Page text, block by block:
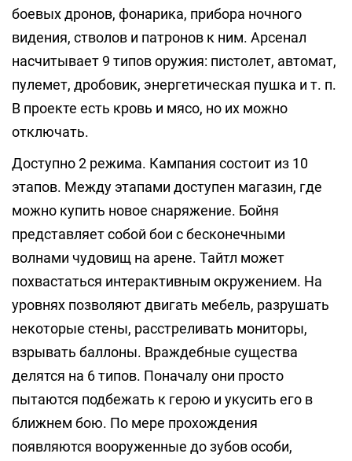
боевых дронов, фонарика, прибора ночного
видения, стволов и патронов к ним. Арсенал
насчитывает 9 типов оружия: пистолет, автомат,
пулемет, дробовик, энергетическая пушка и т. п.
В проекте есть кровь и мясо, но их можно
отключать.
Доступно 2 режима. Кампания состоит из 10
этапов. Между этапами доступен магазин, где
можно купить новое снаряжение. Бойня
представляет собой бои с бесконечными
волнами чудовищ на арене. Тайтл может
похвастаться интерактивным окружением. На
уровнях позволяют двигать мебель, разрушать
некоторые стены, расстреливать мониторы,
взрывать баллоны. Враждебные существа
делятся на 6 типов. Поначалу они просто
пытаются подбежать к герою и укусить его в
ближнем бою. По мере прохождения
появляются вооруженные до зубов особи,